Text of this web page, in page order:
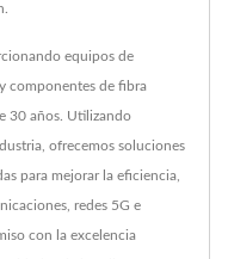
equipos de
componentes de fibra
30 años. Utilizando
ofrecemos soluciones
para mejorar la eficiencia,
redes 5G e
con la excelencia